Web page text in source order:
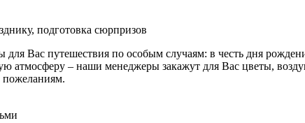
подготовка сюрпризов
Вас путешествия по особым случаям: в честь дня
атмосферу – наши менеджеры закажут для Вас цветы,